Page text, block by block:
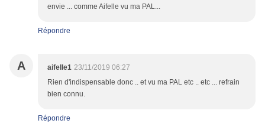
envie ... comme Aifelle vu ma PAL...
Répondre
A aifelle1 23/11/2019 06:27
Rien d'indispensable donc .. et vu ma PAL etc .. etc ... refrain
bien connu.
Répondre